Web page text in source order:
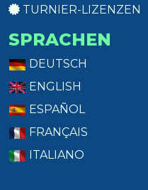
TURNIER-LIZENZEN
SPRACHEN
DEUTSCH
ENGLISH
ESPAÑOL
FRANÇAIS
ITALIANO